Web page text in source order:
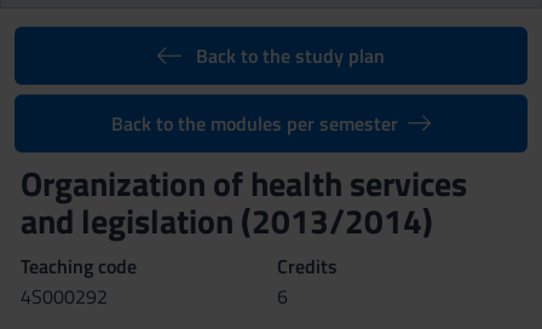
Back to the study plan
Back to the modules per semester
Organization of health services
and legislation (2013/2014)
Teaching code
4S000292
Credits
6